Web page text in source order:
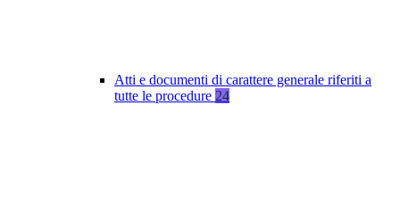
Atti e documenti di carattere generale riferiti a
tutte le procedure 24